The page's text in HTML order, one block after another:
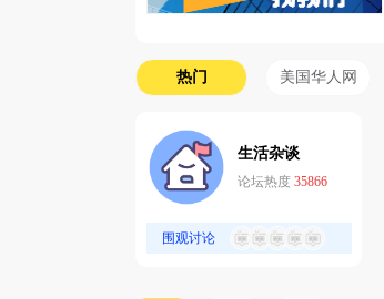
热门 美国华人网
生活杂谈
论坛热度 35866
围观讨论